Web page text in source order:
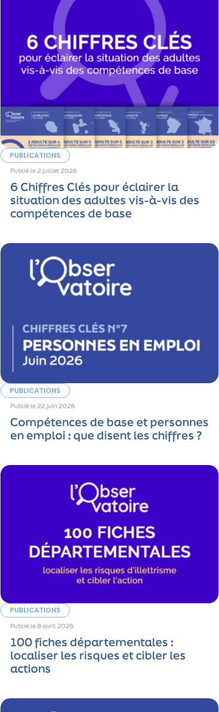
PUBLICATIONS
Publié le2 juillet 2026
6 Chiffres Clés pour éclairer la
situation des adultes vis-à-vis des
compétences de base
PUBLICATIONS
Publié le22 juin 2026
Compétences de base et personnes
en emploi : que disent les chiffres ?
PUBLICATIONS
Publié le8 avril 2026
100 fiches départementales :
localiser les risques et cibler les
actions